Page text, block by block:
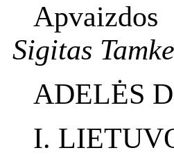
Sigitas
ADELĖS
I.